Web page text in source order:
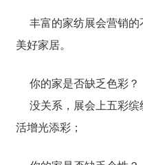
丰富的家纺展会营销的
美好家居。
你的家是否缺乏色彩？
没关系，展会上五彩缤
活增光添彩；